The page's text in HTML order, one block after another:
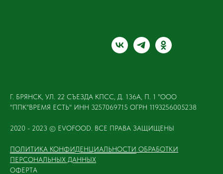
Г. БРЯНСК, УЛ. 22 СЪЕЗДА КПСС, Д. 136А, П. 1 "ООО
"ППК"ВРЕМЯ ЕСТЬ" ИНН 3257069715 ОГРН 1193256005238
2020 - 2023 © EVOFOOD. ВСЕ ПРАВА ЗАЩИЩЕНЫ
ПОЛИТИКА КОНФИДЕНЦИАЛЬНОСТИ ОБРАБОТКИ
ПЕРСОНАЛЬНЫХ ДАННЫХ
ОФЕРТА